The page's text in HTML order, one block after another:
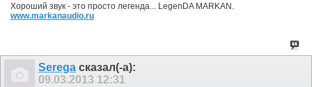
Хороший звук - это просто легенда... LegenDA MARKAN.
www.markanaudio.ru
Serega сказал(-а):
09.03.2013 12:31